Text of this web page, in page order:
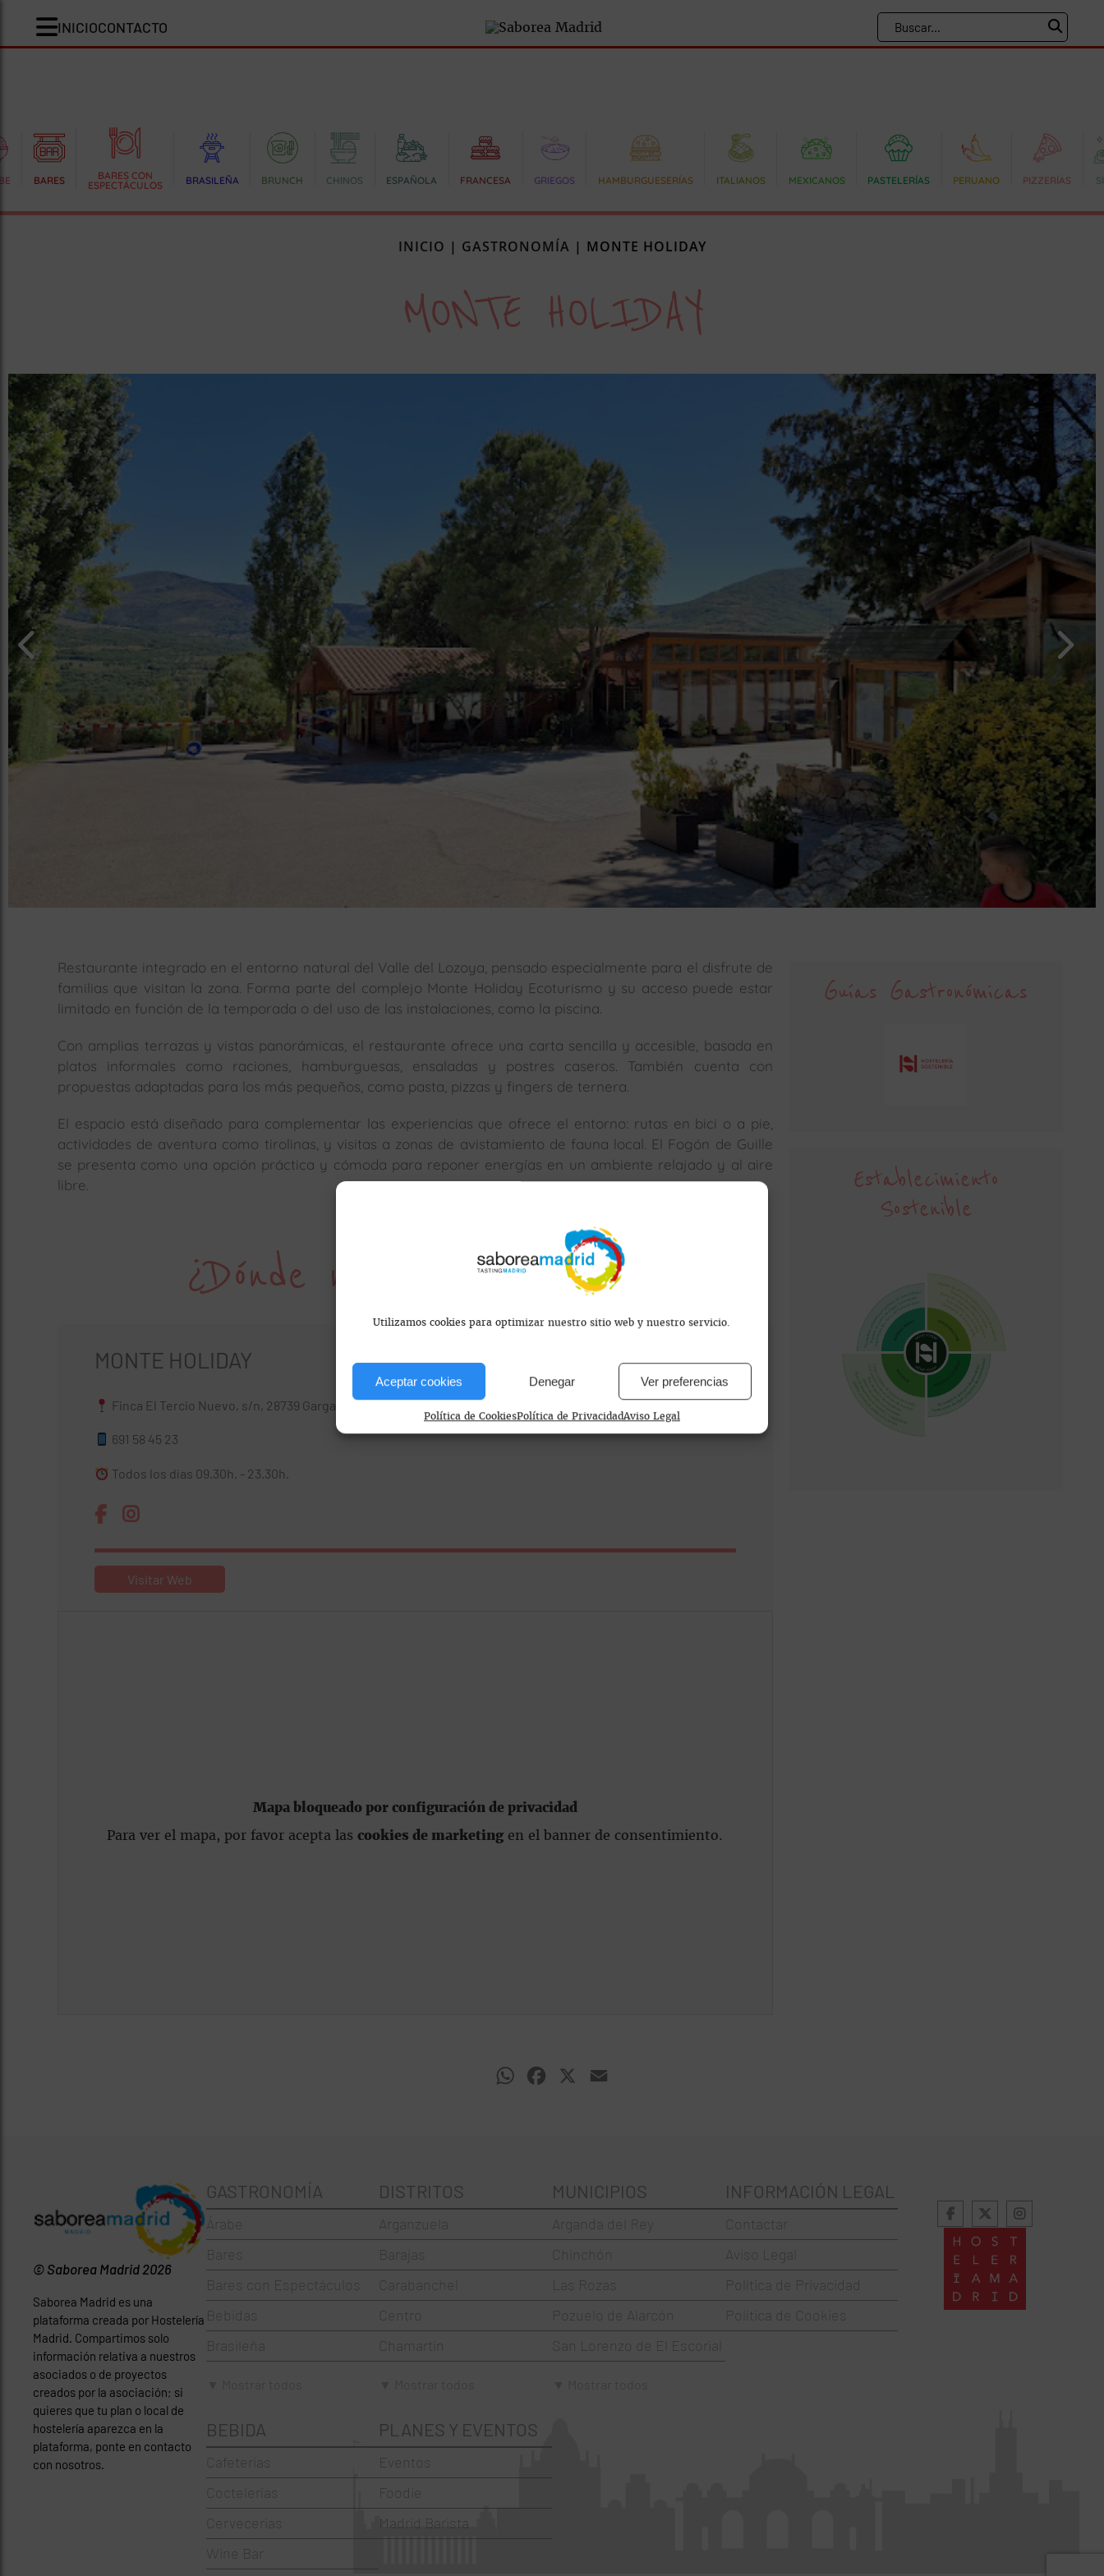
Utilizamos cookies para optimizar nuestro sitio web y nuestro servicio.
Aceptar cookies Denegar Ver preferencias
Política de CookiesPolítica de PrivacidadAviso Legal
INICIOCONTACTO
BARES
BARES CON
ESPECTÁCULOS
BRASILEÑA BRUNCH CHINOS ESPAÑOLA FRANCESA GRIEGOS HAMBURGUESERÍAS ITALIANOS MEXICANOS PASTELERÍAS PERUANO PIZZERÍAS
INICIO | GASTRONOMÍA | MONTE HOLIDAY
MONTE HOLIDAY
Restaurante integrado en el entorno natural del Valle del Lozoya, pensado especialmente para el disfrute de
familias que visitan la zona. Forma parte del complejo Monte Holiday Ecoturismo y su acceso puede estar
limitado en función de la temporada o del uso de las instalaciones, como la piscina.
Con amplias terrazas y vistas panorámicas, el restaurante ofrece una carta sencilla y accesible, basada en
platos informales como raciones, hamburguesas, ensaladas y postres caseros. También cuenta con
propuestas adaptadas para los más pequeños, como pasta, pizzas y fingers de ternera.
El espacio está diseñado para complementar las experiencias que ofrece el entorno: rutas en bici o a pie,
actividades de aventura como tirolinas, y visitas a zonas de avistamiento de fauna local. El Fogón de Guille
se presenta como una opción práctica y cómoda para reponer energías en un ambiente relajado y al aire
libre.
¿Dónde nos encontramos?
MONTE HOLIDAY
Finca El Tercio Nuevo, s/n, 28739 Gargantilla del Lozoya, Madrid
691 58 45 23
Todos los días 09.30h. - 23.30h.
Visitar Web
Mapa bloqueado por configuración de privacidad
Para ver el mapa, por favor acepta lascookies de marketing en el banner de consentimiento.
Guías Gastronómicas
Establecimiento
Sostenible
WhatsAppFacebook
© Saborea Madrid 2026
Saborea Madrid es una
plataforma creada por Hostelería
Madrid. Compartimos solo
información relativa a nuestros
asociados o de proyectos
creados por la asociación; si
quieres que tu plan o local de
hostelería aparezca en la
plataforma, ponte en contacto
con nosotros.
GASTRONOMÍA
Árabe
Bares
Bares con Espectáculos
Bebidas
Brasileña
Cervecerías
Chinos
Coctelerías
Española
Francesa
BEBIDA
Cafeterias
Coctelerías
Cervecerias
Wine Bar
DISTRITOS
Arganzuela
Barajas
Carabanchel
Centro
Chamartín
Fuencarral-El Pardo
Hortaleza
La Latina
Moncloa-Aravaca
PLANES Y EVENTOS
Eventos
Foodie
Madrid Barista
MUNICIPIOS
Arganda del Rey
Chinchón
Las Rozas
Pozuelo de Alarcón
San Lorenzo de El Escorial
INFORMACIÓN LEGAL
Contactar
Aviso Legal
Política de Privacidad
Política de Cookies